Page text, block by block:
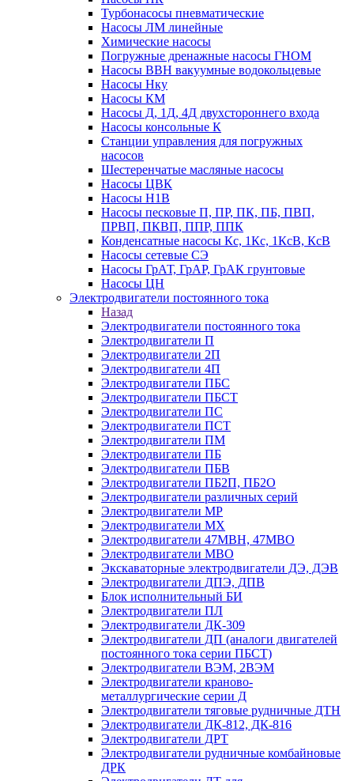
Турбонасосы пневматические
Насосы ЛМ линейные
Химические насосы
Погружные дренажные насосы ГНОМ
Насосы ВВН вакуумные водокольцевые
Насосы Нку
Насосы КМ
Насосы Д, 1Д, 4Д двухстороннего входа
Насосы консольные К
Станции управления для погружных
насосов
Шестеренчатые масляные насосы
Насосы ЦВК
Насосы Н1В
Насосы песковые П, ПР, ПК, ПБ, ПВП,
ПРВП, ПКВП, ППР, ППК
Конденсатные насосы Кс, 1Кс, 1КсВ, КсВ
Насосы сетевые СЭ
Насосы ГрАТ, ГрАР, ГрАК грунтовые
Насосы ЦН
Электродвигатели постоянного тока
Назад
Электродвигатели постоянного тока
Электродвигатели П
Электродвигатели 2П
Электродвигатели 4П
Электродвигатели ПБС
Электродвигатели ПБСТ
Электродвигатели ПС
Электродвигатели ПСТ
Электродвигатели ПМ
Электродвигатели ПБ
Электродвигатели ПБВ
Электродвигатели ПБ2П, ПБ2О
Электродвигатели различных серий
Электродвигатели МР
Электродвигатели MX
Электродвигатели 47MBH, 47МВО
Электродвигатели MBO
Экскаваторные электродвигатели ДЭ, ДЭВ
Электродвигатели ДПЭ, ДПВ
Блок исполнительный БИ
Электродвигатели ПЛ
Электродвигатели ДК-309
Электродвигатели ДП (аналоги двигателей
постоянного тока серии ПБСТ)
Электродвигатели ВЭМ, 2ВЭМ
Электродвигатели краново-
металлургические серии Д
Электродвигатели тяговые рудничные ДТН
Электродвигатели ДК-812, ДК-816
Электродвигатели ДРТ
Электродвигатели рудничные комбайновые
ДРК